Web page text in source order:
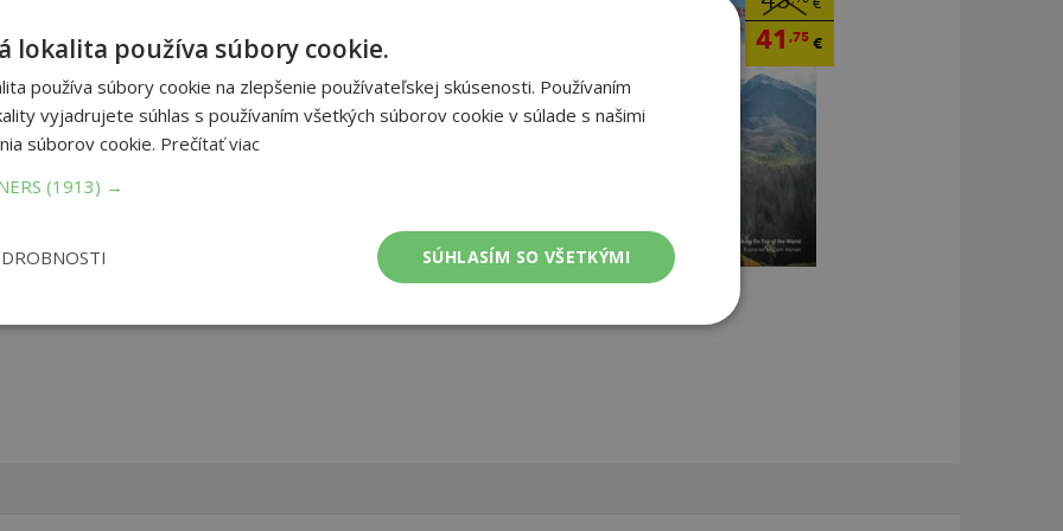
regions to hikers around the globe. First-hand tips,
for trails in Nepal, India, Pakistan, Tibet (China), and Bhutan
Expect to be guided through breathtaking nature,
in an attractive mix of one-day, multi-day, or long-distance
to the top of the mountains.
strán:
€
41 ,75€
lokalita používa súbory cookie.
používa súbory cookie na zlepšenie používateľskej skúsenosti. Používaním
vyjadrujete súhlas s používaním všetkých súborov cookie v súlade s našimi
súborov cookie. Prečítať viac
(1913) →
SÚHLASÍM SO VŠETKÝMI